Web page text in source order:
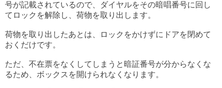
号が記載されているので、ダイヤルをその暗唱番号に回し
てロックを解除し、荷物を取り出します。
荷物を取り出したあとは、ロックをかけずにドアを閉めて
おくだけです。
ただ、不在票をなくしてしまうと暗証番号が分からなくな
るため、ボックスを開けられなくなります。